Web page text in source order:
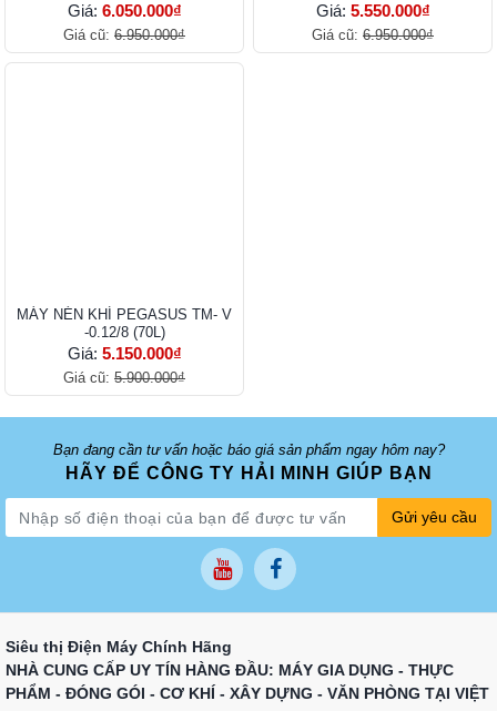
Giá: 6.050.000₫
Giá cũ: 6.950.000₫
Giá: 5.550.000₫
Giá cũ: 6.950.000₫
MÁY NÉN KHÍ PEGASUS TM- V
-0.12/8 (70L)
Giá: 5.150.000₫
Giá cũ: 5.900.000₫
Bạn đang cần tư vấn hoặc báo giá sản phẩm ngay hôm nay?
HÃY ĐỂ CÔNG TY HẢI MINH GIÚP BẠN
Gửi yêu cầu
Siêu thị Điện Máy Chính Hãng
NHÀ CUNG CẤP UY TÍN HÀNG ĐẦU: MÁY GIA DỤNG - THỰC
PHẨM - ĐÓNG GÓI - CƠ KHÍ - XÂY DỰNG - VĂN PHÒNG TẠI VIỆT